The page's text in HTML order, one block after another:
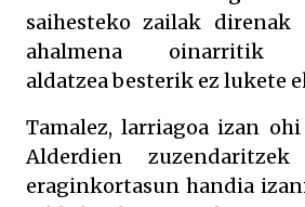
saihesteko zailak direnak
ahalmena oinarritik
aldatzea besterik ez lukete
Tamalez, larriagoa izan
Alderdien
eraginkortasun handia